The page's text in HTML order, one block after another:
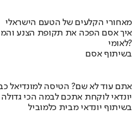
מאחורי הקלעים של הטעם הישראלי
לאומי?
בשיתוף אסם
אתם עוד לא שם? הטיסה למונדיאל
יונדאי לוקחת אתכם לבמה הכי
בשיתוף יונדאי מבית כלמוביל